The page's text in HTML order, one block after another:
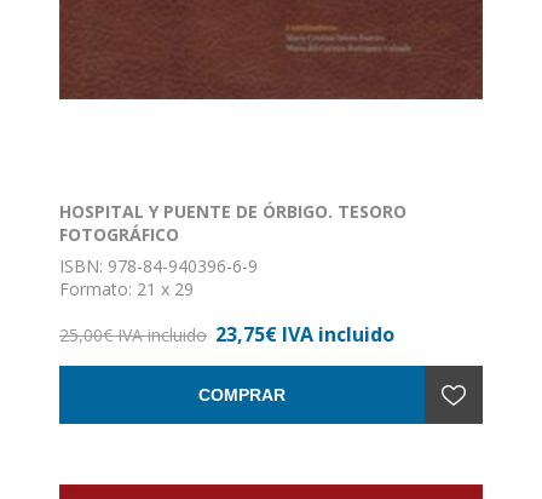
HOSPITAL Y PUENTE DE ÓRBIGO. TESORO
FOTOGRÁFICO
ISBN: 978-84-940396-6-9
Formato: 21 x 29
Encuadernación: Tapa dura
25,00€ IVA incluido 23,75€ IVA incluido
COMPRAR